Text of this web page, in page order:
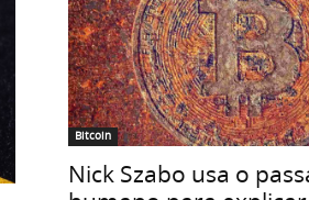
Bitcoin
Nick Szabo usa o